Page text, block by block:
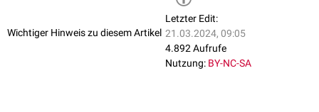
Wichtiger Hinweis zu diesem Artikel
Letzter Edit:
21.03.2024, 09:05
4.892 Aufrufe
Nutzung: BY-NC-SA